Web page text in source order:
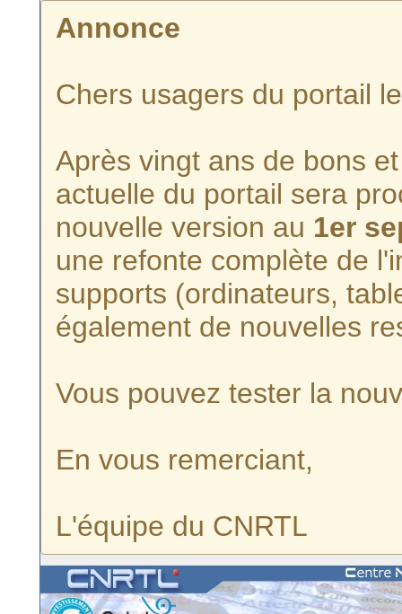
Annonce
Chers usagers du portail
Après vingt ans de bons
actuelle du portail sera
nouvelle version au 1er
une refonte complète de
supports (ordinateurs,
également de nouvelles
Vous pouvez tester la
En vous remerciant,
L'équipe du CNRTL